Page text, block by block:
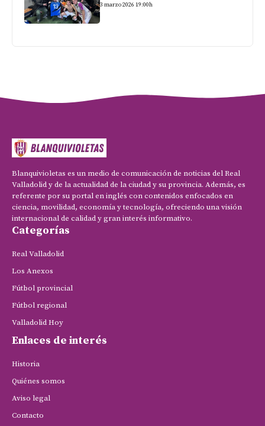
3 marzo 2026 19:00h
Blanquivioletas es un medio de comunicación de noticias del Real
Valladolid y de la actualidad de la ciudad y su provincia. Además, es
referente por su portal en inglés con contenidos enfocados en
ciencia, movilidad, economía y tecnología, ofreciendo una visión
internacional de calidad y gran interés informativo.
Categorías
Real Valladolid
Los Anexos
Fútbol provincial
Fútbol regional
Valladolid Hoy
Enlaces de interés
Historia
Quiénes somos
Aviso legal
Contacto